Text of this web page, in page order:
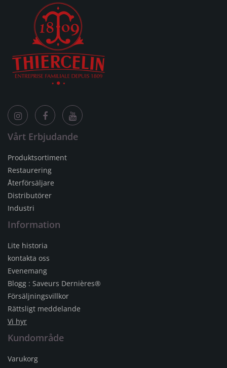
Vårt Erbjudande
Produktsortiment
Restaurering
Återförsäljare
Distributörer
Industri
Information
Lite historia
kontakta oss
Evenemang
Blogg : Saveurs Dernières®
Försäljningsvillkor
Rättsligt meddelande
Vi hyr
Kundområde
Varukorg